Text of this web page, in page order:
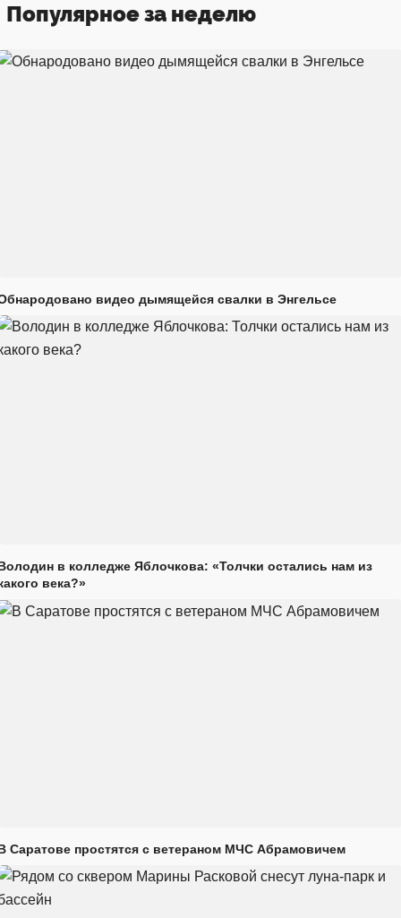
Популярное за неделю
видео дымящейся свалки в Энгельсе
в колледже Яблочкова: «Толчки остались нам из
века?»
Саратове простятся с ветераном МЧС Абрамовичем